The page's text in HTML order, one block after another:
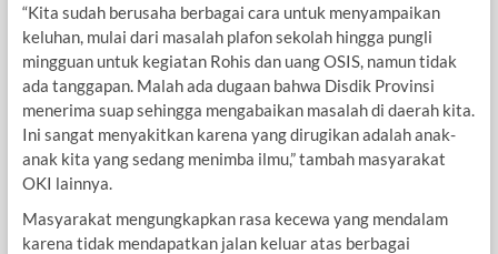
“Kita sudah berusaha berbagai cara untuk menyampaikan
keluhan, mulai dari masalah plafon sekolah hingga pungli
mingguan untuk kegiatan Rohis dan uang OSIS, namun tidak
ada tanggapan. Malah ada dugaan bahwa Disdik Provinsi
menerima suap sehingga mengabaikan masalah di daerah kita.
Ini sangat menyakitkan karena yang dirugikan adalah anak-
anak kita yang sedang menimba ilmu,” tambah masyarakat
OKI lainnya.
Masyarakat mengungkapkan rasa kecewa yang mendalam
karena tidak mendapatkan jalan keluar atas berbagai